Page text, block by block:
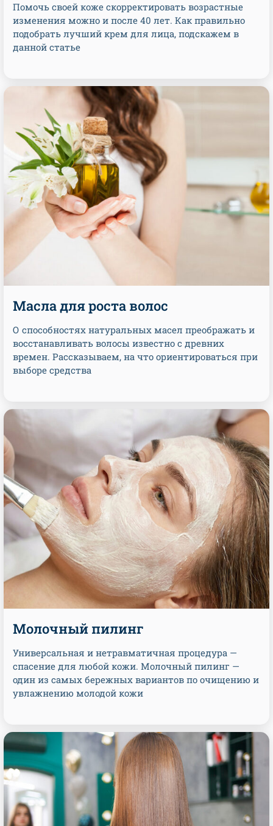
Помочь своей коже скорректировать возрастные
изменения можно и после 40 лет. Как правильно
подобрать лучший крем для лица, подскажем в
данной статье
Масла для роста волос
О способностях натуральных масел преображать и
восстанавливать волосы известно с древних
времен. Рассказываем, на что ориентироваться при
выборе средства
Молочный пилинг
Универсальная и нетравматичная процедура —
спасение для любой кожи. Молочный пилинг —
один из самых бережных вариантов по очищению и
увлажнению молодой кожи